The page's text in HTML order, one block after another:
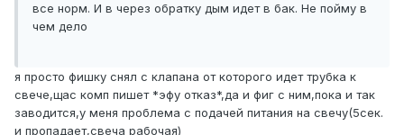
все норм. И в через обратку дым идет в бак. Не пойму в
чем дело
я просто фишку снял с клапана от которого идет трубка к
свече,щас комп пишет *эфу отказ*,да и фиг с ним,пока и так
заводится,у меня проблема с подачей питания на свечу(5сек.
и пропадает,свеча рабочая)